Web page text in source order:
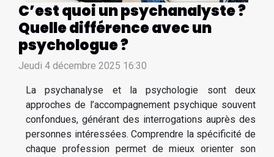
C’est quoi un psychanalyste ?
Quelle différence avec un
psychologue ?
Jeudi 4 décembre 2025 16:30
La psychanalyse et la psychologie sont deux
approches de l’accompagnement psychique souvent
confondues, générant des interrogations auprès des
personnes intéressées. Comprendre la spécificité de
chaque profession permet de mieux orienter son